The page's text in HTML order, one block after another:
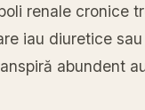
renale cronice
iau diuretice
abundent